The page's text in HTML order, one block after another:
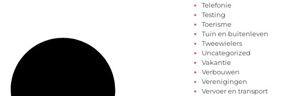
Telefonie
Testing
Toerisme
Tuin en buitenleven
Tweewielers
Uncategorized
Vakantie
Verbouwen
Verenigingen
Vervoer en transport